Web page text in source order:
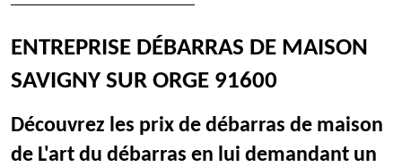
ENTREPRISE DÉBARRAS DE MAISON
SAVIGNY SUR ORGE 91600
Découvrez les prix de débarras de maison
de L'art du débarras en lui demandant un